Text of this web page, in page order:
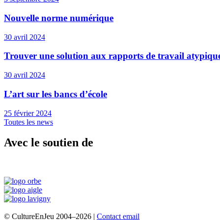
Nouvelle norme numérique
30 avril 2024
Trouver une solution aux rapports de travail
30 avril 2024
L’art sur les bancs d’école
25 février 2024
Toutes les news
Avec le soutien de
© CultureEnJeu 2004–2026 | Contact email